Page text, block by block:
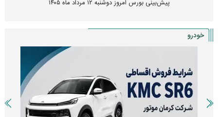
پیش‌بینی بورس امروز دوشنبه ۱۲ مرداد ماه ۱۴۰۵
خودرو